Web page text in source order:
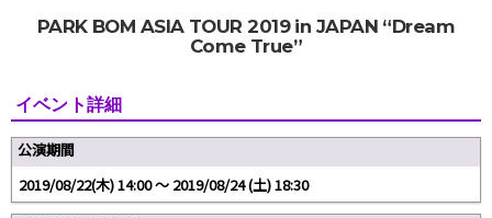
PARK BOM ASIA TOUR 2019 in JAPAN “Dream
Come True”
イベント詳細
公演期間
2019/08/22(木) 14:00 〜 2019/08/24 (土) 18:30